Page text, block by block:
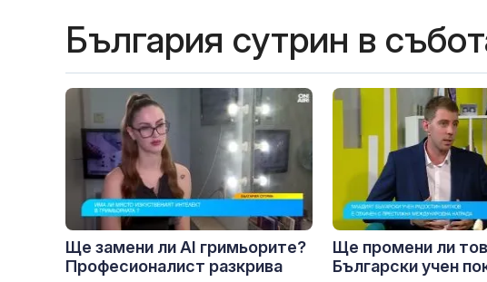
България сутрин в
Ще замени ли AI гримьорите?
Професионалист разкрива
Ще промени ли
Български учен